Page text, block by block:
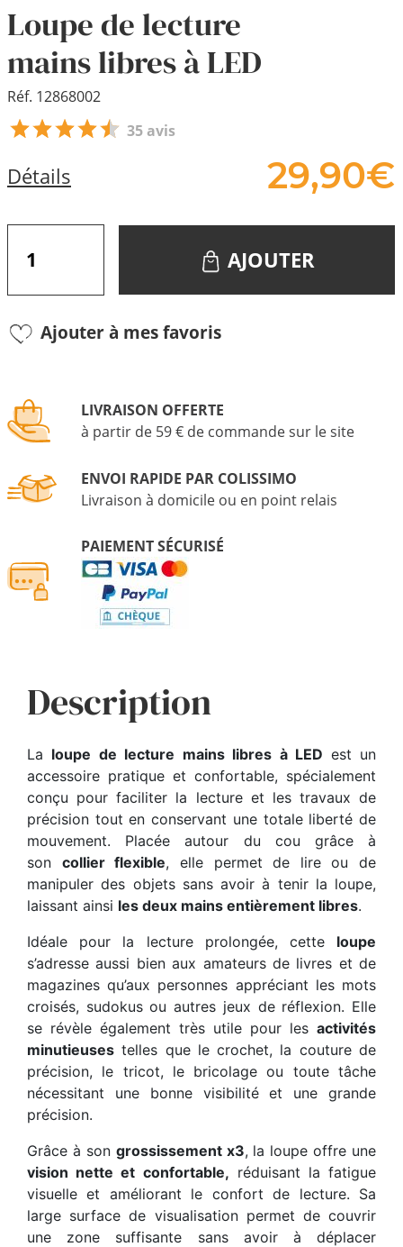
Loupe de lecture
mains libres à LED
Réf. 12868002
35 avis
Détails 29,90€
AJOUTER
Ajouter à mes favoris
LIVRAISON OFFERTE
à partir de 59 € de commande sur le site
ENVOI RAPIDE PAR COLISSIMO
Livraison à domicile ou en point relais
PAIEMENT SÉCURISÉ
Description
La loupe de lecture mains libres à LED est un
accessoire pratique et confortable, spécialement
conçu pour faciliter la lecture et les travaux de
précision tout en conservant une totale liberté de
mouvement. Placée autour du cou grâce à
son collier flexible, elle permet de lire ou de
manipuler des objets sans avoir à tenir la loupe,
laissant ainsi les deux mains entièrement libres.
Idéale pour la lecture prolongée, cette loupe
s’adresse aussi bien aux amateurs de livres et de
magazines qu’aux personnes appréciant les mots
croisés, sudokus ou autres jeux de réflexion. Elle
se révèle également très utile pour les activités
minutieuses telles que le crochet, la couture de
précision, le tricot, le bricolage ou toute tâche
nécessitant une bonne visibilité et une grande
précision.
Grâce à son grossissement x3, la loupe offre une
vision nette et confortable, réduisant la fatigue
visuelle et améliorant le confort de lecture. Sa
large surface de visualisation permet de couvrir
une zone suffisante sans avoir à déplacer